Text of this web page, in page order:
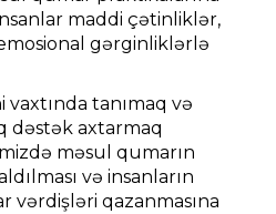
maddi çətinliklər,
gərginliklərlə
vaxtında tanımaq və
dəstək axtarmaq
məsul qumarın
və insanların
vərdişləri qazanmasına